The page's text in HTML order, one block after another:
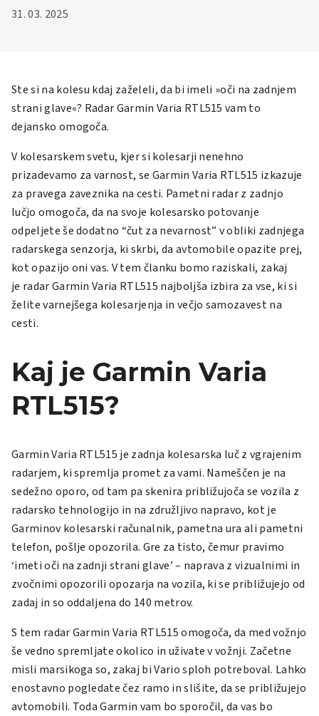
31. 03. 2025
Ste si na kolesu kdaj zaželeli, da bi imeli »oči na zadnjem
strani glave«? RadarGarmin Varia RTL515 vam to
dejansko omogoča.
V kolesarskem svetu, kjer si kolesarji nenehno
prizadevamo za varnost, se Garmin Varia RTL515 izkazuje
za pravega zaveznika na cesti. Pametni radar z zadnjo
lučjo omogoča, da na svoje kolesarsko potovanje
odpeljete še dodatno “čut za nevarnost” v obliki zadnjega
radarskega senzorja, ki skrbi, da avtomobile opazite prej,
kot opazijo oni vas. V tem članku bomo raziskali, zakaj
je radarGarmin Varia RTL515 najboljša izbira za vse, ki si
želite varnejšega kolesarjenja in večjo samozavest na
cesti.
Kaj je Garmin Varia
RTL515?
Garmin Varia RTL515 je zadnja kolesarska luč z vgrajenim
radarjem, ki spremlja promet za vami. Nameščen je na
sedežno oporo, od tam pa skenira približujoča se vozila z
radarsko tehnologijo in na združljivo napravo, kot je
Garminov kolesarski računalnik, pametna ura ali pametni
telefon, pošlje opozorila. Gre za tisto, čemur pravimo
‘imeti oči na zadnji strani glave’ – naprava z vizualnimi in
zvočnimi opozorili opozarja na vozila, ki se približujejo od
zadaj in so oddaljena do 140 metrov.
S tem radarGarmin Varia RTL515omogoča, da med vožnjo
še vedno spremljate okolico in uživate v vožnji. Začetne
misli marsikoga so, zakaj bi Vario sploh potreboval. Lahko
enostavno pogledate čez ramo in slišite, da se približujejo
avtomobili. Toda Garmin vam bo sporočil, da vas bo